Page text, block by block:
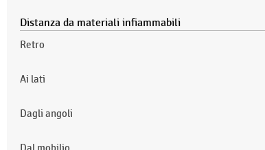
Distanza da materiali infiammabili
Retro
Ai lati
Dagli angoli